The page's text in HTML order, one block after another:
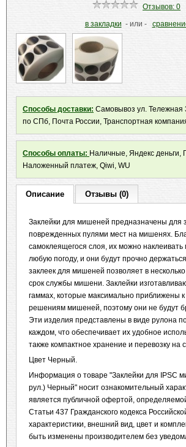
Отзывов: 0
в закладки - или -
Способы доставки: Самовывоз ул. Тележная
по СПб, Почта России, Транспортная
Способы оплаты: Наличные, Яндекс деньги,
Наложенный платеж, Qiwi, WU
Описание Отзывы (0)
Заклейки для мишеней предназначены для
поврежденных пулями мест на мишенях.
самоклеящегося слоя, их можно наклеивать
любую погоду, и они будут прочно
заклеек для мишеней позволяет в
срок службы мишени. Заклейки
гаммах, которые максимально приближены
решениям мишеней, поэтому они не будут
Эти изделия представлены в виде рулона
каждом, что обеспечивает их удобное
также компактное хранение и перевозку на
Цвет Черный.
Информация о товаре "Заклейки для IPSC
рул.) Черный" носит ознакомительный
является публичной офертой,
Статьи 437 Гражданского кодекса
характеристики, внешний вид, цвет и
быть изменены производителем без